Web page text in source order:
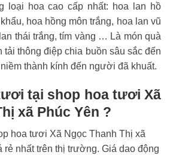
loại hoa cao cấp nhất: hoa lan hồ
hoa hồng môn trắng, hoa lan vũ
thái trắng, tím vàng … Là món quà
tải thông điệp chia buồn sâu sắc đến
thành kính đến người đã khuất.
tại shop hoa tươi Xã
xã Phúc Yên ?
hoa tươi Xã Ngọc Thanh Thị xã
rẻ nhất trên thị trường. Giá dao động